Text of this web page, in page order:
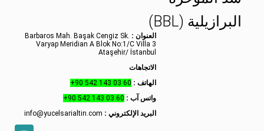
البرازيلية (BBL)
العنوان : Barbaros Mah. Başak Cengiz Sk.
Varyap Meridian A Blok No:1/C Villa 3
Ataşehir/ İstanbul
الاتجاهات
الهاتف : +90 542 143 03 60
واتس آب : +90 542 143 03 60
البريد الإلكتروني : info@yucelsarialtin.com